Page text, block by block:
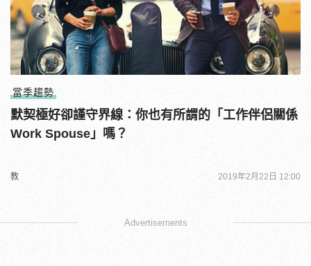
當季趨勢
默契極好卻謹守界線：你也有所謂的「工作伴侶關係
Work Spouse」嗎？
教 2019年2月22日 12:00
Advertisements